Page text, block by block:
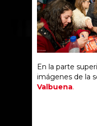
En la parte
imágenes de la
Valbuena.